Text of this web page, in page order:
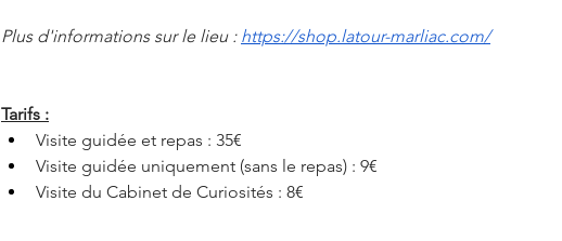
Plus d'informations sur le lieu : https://shop.latour-marliac.com/
Tarifs :
Visite guidée et repas : 35€
Visite guidée uniquement (sans le repas) : 9€
Visite du Cabinet de Curiosités : 8€